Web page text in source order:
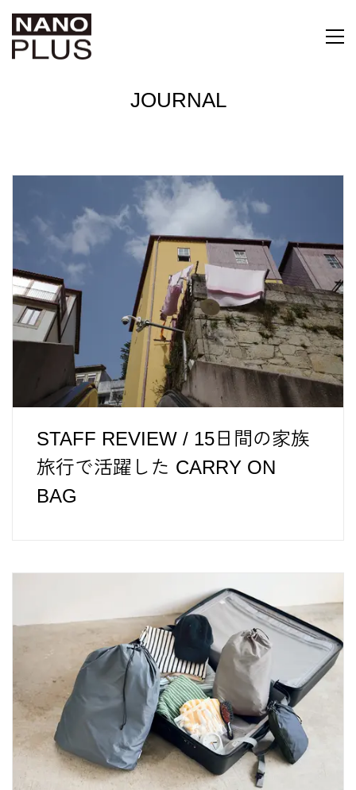
JOURNAL
STAFF REVIEW / 15日間の家族
旅行で活躍した CARRY ON
BAG